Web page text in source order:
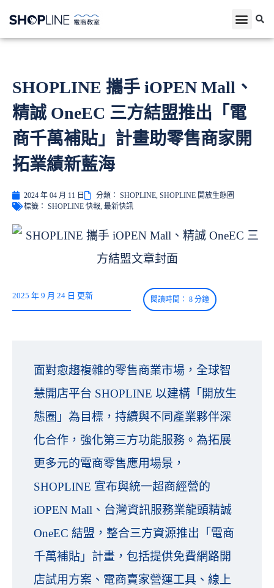
SHOPLINE 攜手 iOPEN Mall、
精誠 OneEC 三方結盟推出「電
商千萬補貼」計畫助零售商家開
拓業績新藍海
2024 年 04 月 11 日 分類： SHOPLINE, SHOPLINE 開放生態圈
標籤： SHOPLINE 快報, 最新快訊
2025 年 9 月 24 日 更新
面對愈趨複雜的零售商業市場，全球智
慧開店平台 SHOPLINE 以建構「開放生
態圈」為目標，持續與不同產業夥伴深
化合作，強化第三方功能服務。為拓展
更多元的電商零售應用場景，
SHOPLINE 宣布與統一超商經營的
iOPEN Mall、台灣資訊服務業龍頭精誠
OneEC 結盟，整合三方資源推出「電商
千萬補貼」計畫，包括提供免費網路開
店試用方案、電商賣家營運工具、線上